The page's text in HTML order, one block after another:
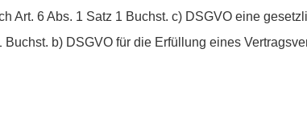
Art. 6 Abs. 1 Satz 1 Buchst. c) DSGVO eine
Buchst. b) DSGVO für die Erfüllung eines